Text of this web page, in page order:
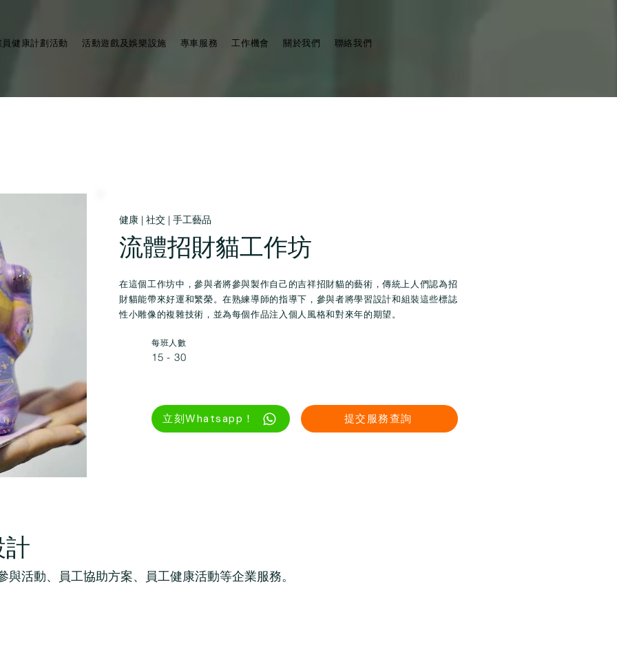
員健康計劃活動 活動遊戲及娛樂設施 專車服務 工作機會 關於我們 聯絡我們
健康 | 社交 | 手工藝品
流體招財貓工作坊
在這個工作坊中，參與者將參與製作自己的吉祥招財貓的藝術，傳統上人們認為招
財貓能帶來好運和繁榮。在熟練導師的指導下，參與者將學習設計和組裝這些標誌
性小雕像的複雜技術，並為每個作品注入個人風格和對來年的期望。
每班人數
15 - 30
立刻Whatsapp！ 提交服務查詢
與活動、員工協助方案、員工健康活動等企業服務。